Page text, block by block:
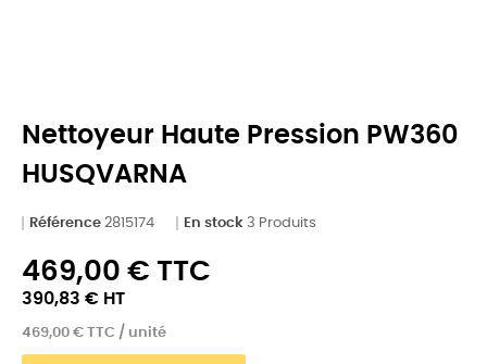
Nettoyeur Haute Pression PW360
HUSQVARNA
Référence 2815174 En stock 3 Produits
469,00 € TTC
390,83 € HT
469,00 € TTC / unité